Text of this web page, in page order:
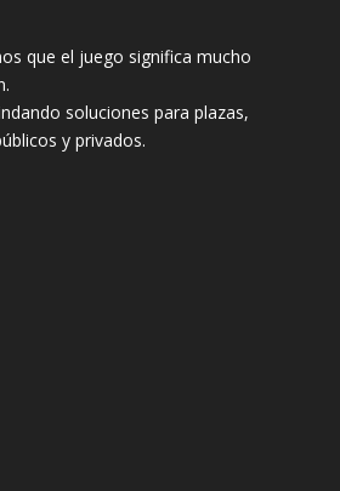
que el juego significa mucho
soluciones para plazas,
y privados.